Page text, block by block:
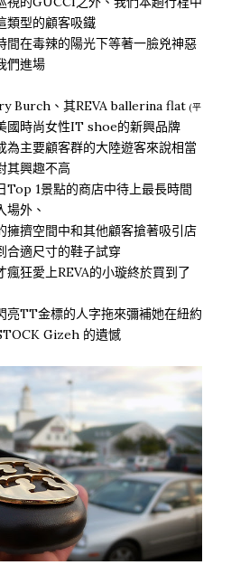
類型的顧客吸鐵
間在毒辣的陽光下等著一臉兇神惡
們進場
Burch、其REVA ballerina flat (平
國時尚女性IT shoe的新興品牌
為主要顧客群的大陸遊客來說相當
其興趣不高
Top 1景點的商店中待上最長時間
場外、
擁擠空間中和其他顧客搶著吸引店
合適尺寸的鞋子試穿
狂愛上REVA的小璇終於買到了
亮TT金標的人字拖來彌補她在紐約
Gizeh 的遺憾